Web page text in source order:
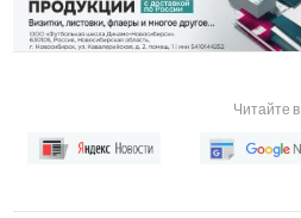
Читайте в